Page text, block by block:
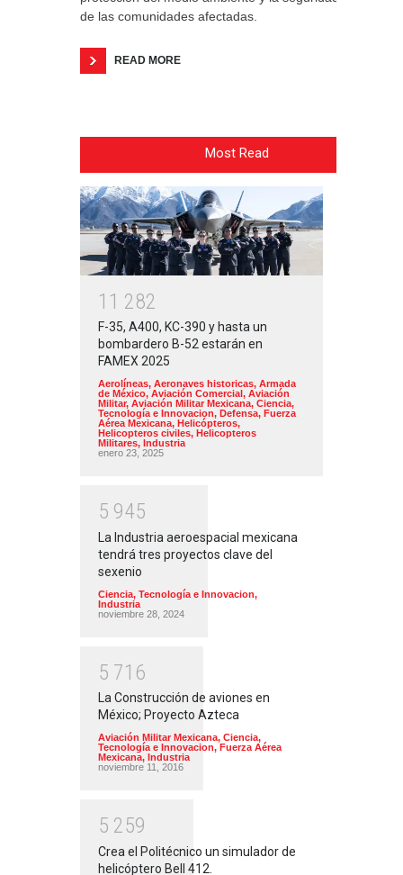
de las comunidades afectadas.
READ MORE
Most Read
1 1 282
F-35, A400, KC-390 y hasta un
bombardero B-52 estarán en
FAMEX 2025
Aerolíneas, Aeronaves historicas, Armada
de México, Aviación Comercial, Aviación
Militar, Aviación Militar Mexicana, Ciencia,
Tecnología e Innovacion, Defensa, Fuerza
Aérea Mexicana, Helicópteros,
Helicopteros civiles, Helicopteros
Militares, Industria
enero 23, 2025
5 945
La Industria aeroespacial mexicana
tendrá tres proyectos clave del
sexenio
Ciencia, Tecnología e Innovacion,
Industria
noviembre 28, 2024
5 71 6
La Construcción de aviones en
México; Proyecto Azteca
Aviación Militar Mexicana, Ciencia,
Tecnología e Innovacion, Fuerza Aérea
Mexicana, Industria
noviembre 11, 2016
5 259
Crea el Politécnico un simulador de
helicóptero Bell 412.